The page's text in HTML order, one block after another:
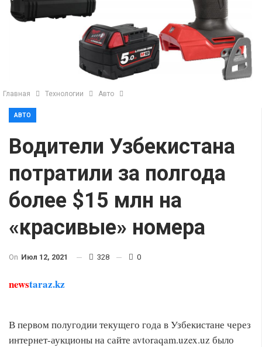
Главная Технологии Авто
АВТО
Водители Узбекистана
потратили за полгода
более $15 млн на
«красивые» номера
On Июл 12, 2021 328 0
newstaraz.kz
В первом полугодии текущего года в Узбекистане через
интернет-аукционы на сайте avtoraqam.uzex.uz было